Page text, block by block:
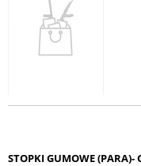
STOPKI GUMOWE (PARA)-